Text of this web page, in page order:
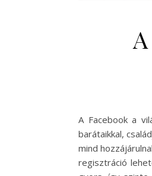
A Facebook a
barátaikkal,
mind
regisztráció